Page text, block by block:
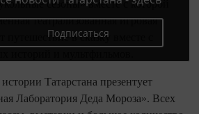
сезоны» вместе с которой
театрализованная игровая
в сказку вместе с
историй и мультфильмов.
Татарстана презентует
Лаборатория Деда Мороза». Всех
Подписаться